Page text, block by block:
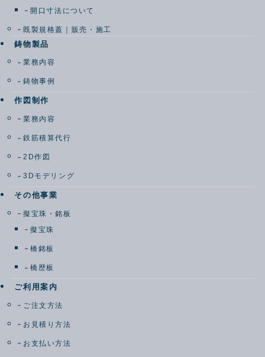
開口寸法について
既製規格蓋｜販売・施工
鋳物製品
業務内容
鋳物事例
作図制作
業務内容
鉄筋積算代行
2D作図
3Dモデリング
その他事業
擬宝珠・銘板
擬宝珠
橋銘板
橋歴板
ご利用案内
ご注文方法
お見積り方法
お支払い方法